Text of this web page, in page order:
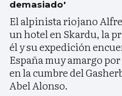
demasiado'
El alpinista riojano
un hotel en Skardu, la
él y su expedición
España muy amargo
en la cumbre del
Abel Alonso.